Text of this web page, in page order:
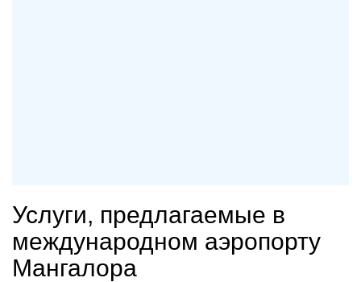
Услуги, предлагаемые в
международном аэропорту
Мангалора